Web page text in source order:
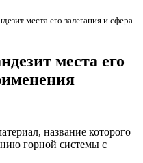
места его залегания и сфера
места его
название которого
горной системы с